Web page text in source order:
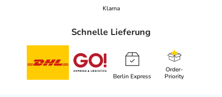
Klarna
Schnelle Lieferung
Berlin Express
Order-
Priority